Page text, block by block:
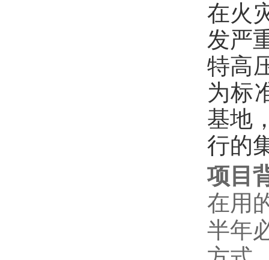
在火
发严
特高
为标
基地
行的
项目
在用
半年